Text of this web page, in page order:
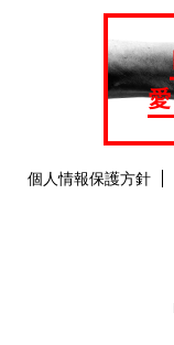
個人情報保護方針